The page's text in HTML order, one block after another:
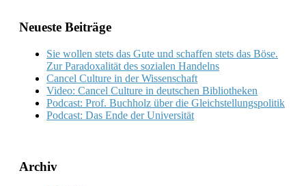
Neueste Beiträge
Sie wollen stets das Gute und schaffen stets das Böse.
Zur Paradoxalität des sozialen Handelns
Cancel Culture in der Wissenschaft
Video: Cancel Culture in deutschen Bibliotheken
Podcast: Prof. Buchholz über die Gleichstellungspolitik
Podcast: Das Ende der Universität
Archiv